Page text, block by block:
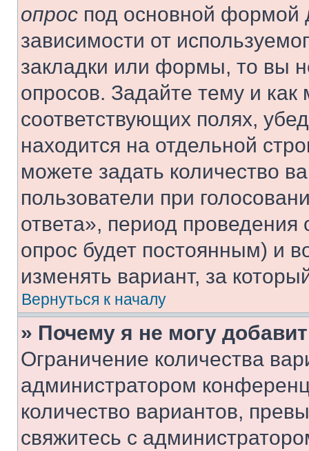
опрос под основной формой
зависимости от
закладки или формы, то вы
опросов. Задайте тему и
соответствующих полях,
находится на отдельной
можете задать количество
пользователи при
ответа», период проведения
опрос будет постоянным) и
изменять вариант, за
Вернуться к началу
» Почему я не могу
Ограничение количества
администратором
количество вариантов,
свяжитесь с